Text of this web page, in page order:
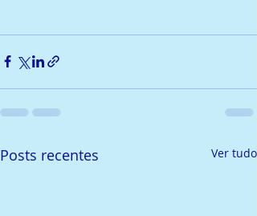
Posts recentes Ver tudo